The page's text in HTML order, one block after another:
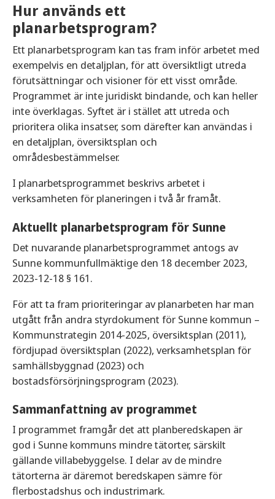
Hur används ett
planarbetsprogram?
Ett planarbetsprogram kan tas fram inför arbetet med
exempelvis en detaljplan, för att översiktligt utreda
förutsättningar och visioner för ett visst område.
Programmet är inte juridiskt bindande, och kan heller
inte överklagas. Syftet är i stället att utreda och
prioritera olika insatser, som därefter kan användas i
en detaljplan, översiktsplan och
områdesbestämmelser.
I planarbetsprogrammet beskrivs arbetet i
verksamheten för planeringen i två år framåt.
Aktuellt planarbetsprogram för Sunne
Det nuvarande planarbetsprogrammet antogs av
Sunne kommunfullmäktige den 18 december 2023,
2023-12-18 § 161.
För att ta fram prioriteringar av planarbeten har man
utgått från andra styrdokument för Sunne kommun –
Kommunstrategin 2014-2025, översiktsplan (2011),
fördjupad översiktsplan (2022), verksamhetsplan för
samhällsbyggnad (2023) och
bostadsförsörjningsprogram (2023).
Sammanfattning av programmet
I programmet framgår det att planberedskapen är
god i Sunne kommuns mindre tätorter, särskilt
gällande villabebyggelse. I delar av de mindre
tätorterna är däremot beredskapen sämre för
flerbostadshus och industrimark.